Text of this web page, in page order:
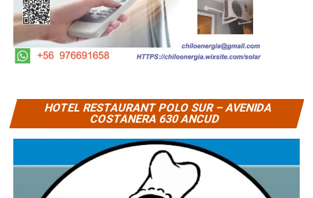
HOTEL RESTAURANT POLO SUR – AVENIDA
COSTANERA 630 ANCUD